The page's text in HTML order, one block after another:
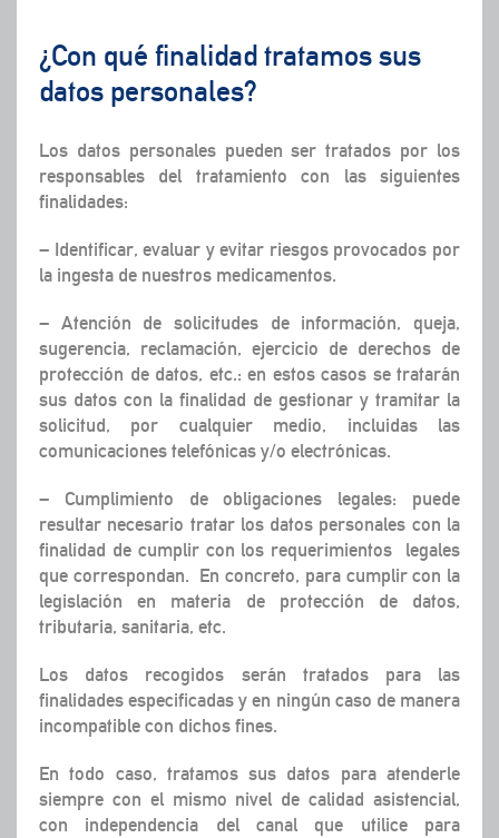
¿Con qué finalidad tratamos sus
datos personales?
Los datos personales pueden ser tratados por los
responsables del tratamiento con las siguientes
finalidades:
– Identificar, evaluar y evitar riesgos provocados por
la ingesta de nuestros medicamentos.
– Atención de solicitudes de información, queja,
sugerencia, reclamación, ejercicio de derechos de
protección de datos, etc.: en estos casos se tratarán
sus datos con la finalidad de gestionar y tramitar la
solicitud, por cualquier medio, incluidas las
comunicaciones telefónicas y/o electrónicas.
– Cumplimiento de obligaciones legales: puede
resultar necesario tratar los datos personales con la
finalidad de cumplir con los requerimientos legales
que correspondan. En concreto, para cumplir con la
legislación en materia de protección de datos,
tributaria, sanitaria, etc.
Los datos recogidos serán tratados para las
finalidades especificadas y en ningún caso de manera
incompatible con dichos fines.
En todo caso, tratamos sus datos para atenderle
siempre con el mismo nivel de calidad asistencial,
con independencia del canal que utilice para